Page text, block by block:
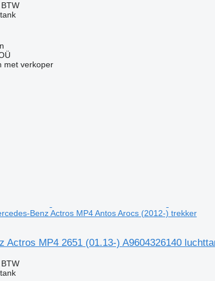
met verkoper
Benz Actros MP4 Antos Arocs (2012-) trekker
Actros MP4 2651 (01.13-) A9604326140